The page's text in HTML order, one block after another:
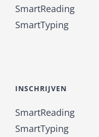
SmartReading
SmartTyping
INSCHRIJVEN
SmartReading
SmartTyping